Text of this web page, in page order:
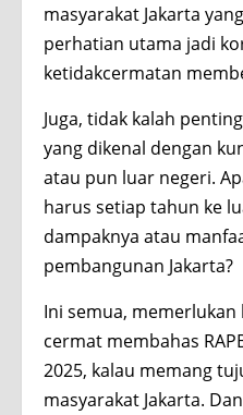
masyarakat Jakarta
perhatian utama jadi
ketidakcermatan
Juga, tidak kalah
yang dikenal dengan
atau pun luar negeri.
harus setiap tahun ke
dampaknya atau
pembangunan Jakarta?
Ini semua, memerlukan
cermat membahas
2025, kalau memang
masyarakat Jakarta.